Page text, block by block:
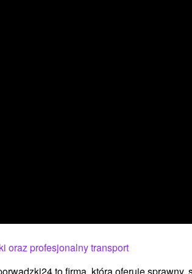
oraz profesjonalny transport